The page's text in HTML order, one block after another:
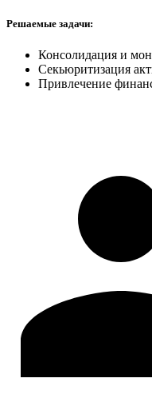
Решаемые задачи:
Консолидация и
Секьюритизация
Привлечение